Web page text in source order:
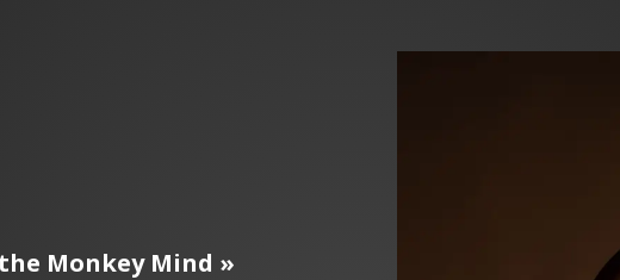
Monkey Mind »